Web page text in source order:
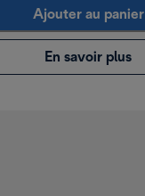
Ajouter au panier
En savoir plus